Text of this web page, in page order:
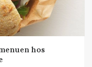
hos